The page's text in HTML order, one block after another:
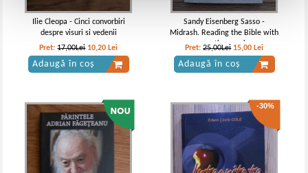
Ilie Cleopa - Cinci convorbiri
despre visuri si vedenii
Pret:17,00Lei 10,20 Lei
Adaugă în coș
Sandy Eisenberg Sasso -
Midrash. Reading the Bible with
question marks
Pret:25,00Lei 15,00 Lei
Adaugă în coș
-30%